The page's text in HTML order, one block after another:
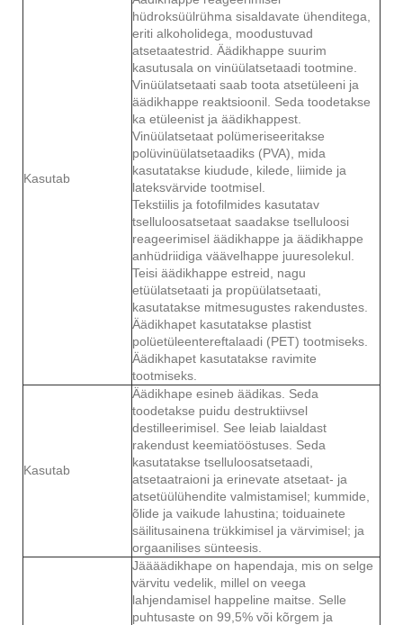
Kasutab
hüdroksüülrühma sisaldavate ühenditega,
eriti alkoholidega, moodustuvad
atsetaatestrid. Äädikhappe suurim
kasutusala on vinüülatsetaadi tootmine.
Vinüülatsetaati saab toota atsetüleeni ja
äädikhappe reaktsioonil. Seda toodetakse
ka etüleenist ja äädikhappest.
Vinüülatsetaat polümeriseeritakse
polüvinüülatsetaadiks (PVA), mida
kasutatakse kiudude, kilede, liimide ja
lateksvärvide tootmisel.
Tekstiilis ja fotofilmides kasutatav
tselluloosatsetaat saadakse tselluloosi
reageerimisel äädikhappe ja äädikhappe
anhüdriidiga väävelhappe juuresolekul.
Teisi äädikhappe estreid, nagu
etüülatsetaati ja propüülatsetaati,
kasutatakse mitmesugustes rakendustes.
Äädikhapet kasutatakse plastist
polüetüleentereftalaadi (PET) tootmiseks.
Äädikhapet kasutatakse ravimite
tootmiseks.
Kasutab
Äädikhape esineb äädikas. Seda
toodetakse puidu destruktiivsel
destilleerimisel. See leiab laialdast
rakendust keemiatööstuses. Seda
kasutatakse tselluloosatsetaadi,
atsetaatraioni ja erinevate atsetaat- ja
atsetüülühendite valmistamisel; kummide,
õlide ja vaikude lahustina; toiduainete
säilitusainena trükkimisel ja värvimisel; ja
orgaanilises sünteesis.
Jäääädikhape on hapendaja, mis on selge
värvitu vedelik, millel on veega
lahjendamisel happeline maitse. Selle
puhtusaste on 99,5% või kõrgem ja